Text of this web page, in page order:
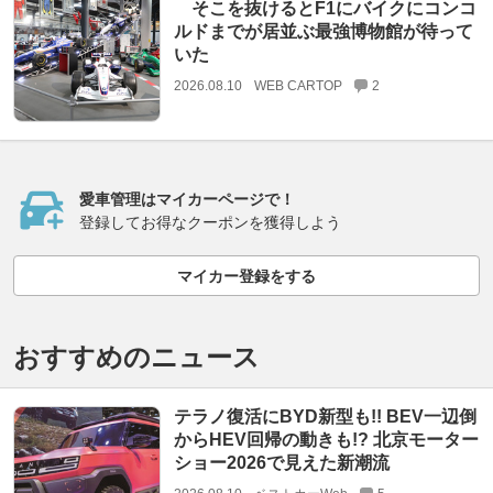
そこを抜けるとF1にバイクにコンコ
ルドまでが居並ぶ最強博物館が待って
いた
2026.08.10 WEB CARTOP 2
愛車管理はマイカーページで！
登録してお得なクーポンを獲得しよう
マイカー登録をする
おすすめのニュース
テラノ復活にBYD新型も!! BEV一辺倒
からHEV回帰の動きも!? 北京モーター
ショー2026で見えた新潮流